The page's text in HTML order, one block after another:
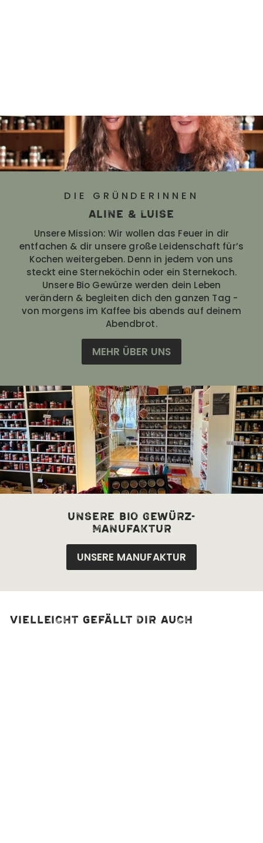
DIE GRÜNDERINNEN
Aline & Luise
Unsere Mission: Wir wollen das Feuer in dir
entfachen & dir unsere große Leidenschaft für’s
Kochen weitergeben. Denn in jedem von uns
steckt eine Sterneköchin oder ein Sternekoch.
Unsere Bio Gewürze werden dein Leben
verändern & begleiten dich den ganzen Tag -
von morgens im Kaffee bis abends auf deinem
Abendbrot.
MEHR ÜBER UNS
unsere bio Gewürz-
manufaktur
UNSERE MANUFAKTUR
Vielleicht gefällt dir auch